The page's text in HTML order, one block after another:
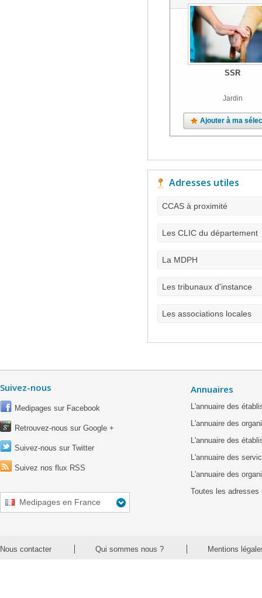
SSR
Jardin
Ajouter à ma
Adresses utiles
CCAS à proximité
Les CLIC du département
La MDPH
Les tribunaux d'instance
Les associations locales
Suivez-nous
Medipages sur Facebook
Retrouvez-nous sur Google +
Suivez-nous sur Twitter
Suivez nos flux RSS
Medipages en France
Annuaires
L'annuaire des
L'annuaire des
L'annuaire des
L'annuaire des
L'annuaire des
Toutes les adresses
Nous contacter Qui sommes nous ? Mentions